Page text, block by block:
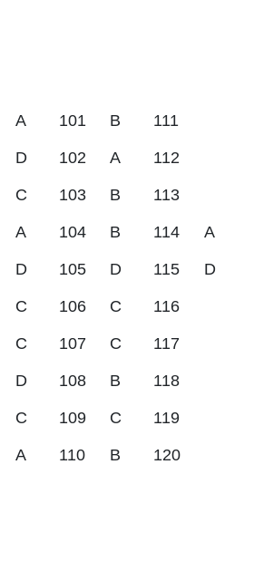
A 101 B 111
D 102 A 112
C 103 B 113
A 104 B 114 A
D 105 D 115 D
C 106 C 116
C 107 C 117
D 108 B 118
C 109 C 119
A 110 B 120